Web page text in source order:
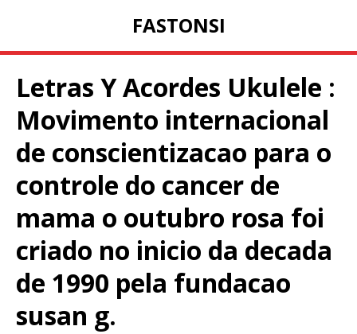
FASTONSI
Letras Y Acordes Ukulele :
Movimento internacional
de conscientizacao para o
controle do cancer de
mama o outubro rosa foi
criado no inicio da decada
de 1990 pela fundacao
susan g.